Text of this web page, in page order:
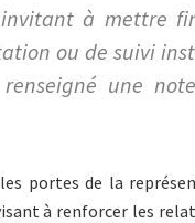
invitant à mettre
ou de suivi
une
portes de la
à renforcer les